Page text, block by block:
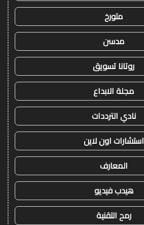
متورخ
مدسن
روتانا تسويق
مجلة الابداع
نادي الترددات
استشارات اون لاين
المعارف
هيدب فيديو
رمح التقنية